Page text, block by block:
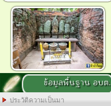
ข้อมูลพื้นฐาน อบต.
ประวัติความเป็นมา